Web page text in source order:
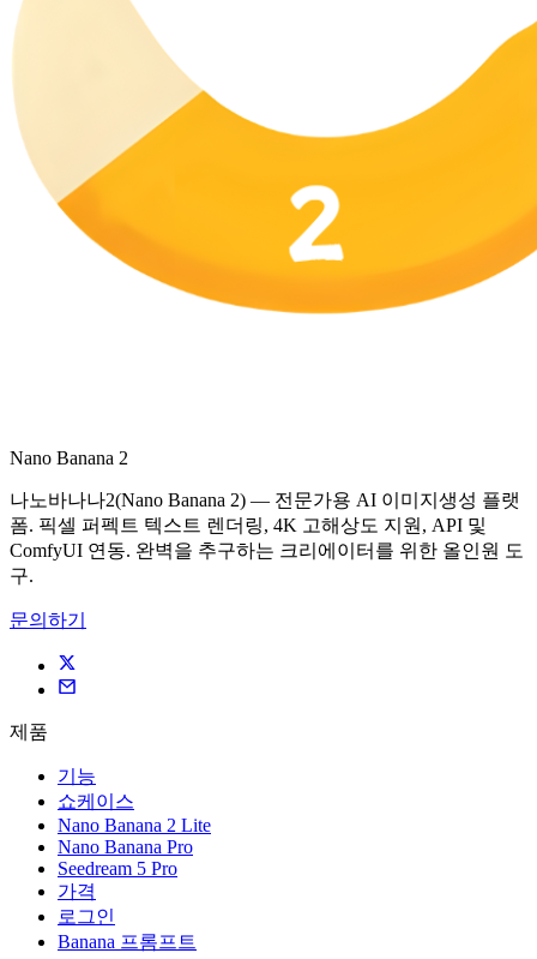
Nano Banana 2
나노바나나2(Nano Banana 2) — 전문가용 AI 이미지생성 플랫
폼. 픽셀 퍼펙트 텍스트 렌더링, 4K 고해상도 지원, API 및
ComfyUI 연동. 완벽을 추구하는 크리에이터를 위한 올인원 도
구.
문의하기
제품
기능
쇼케이스
Nano Banana 2 Lite
Nano Banana Pro
Seedream 5 Pro
가격
로그인
Banana 프롬프트